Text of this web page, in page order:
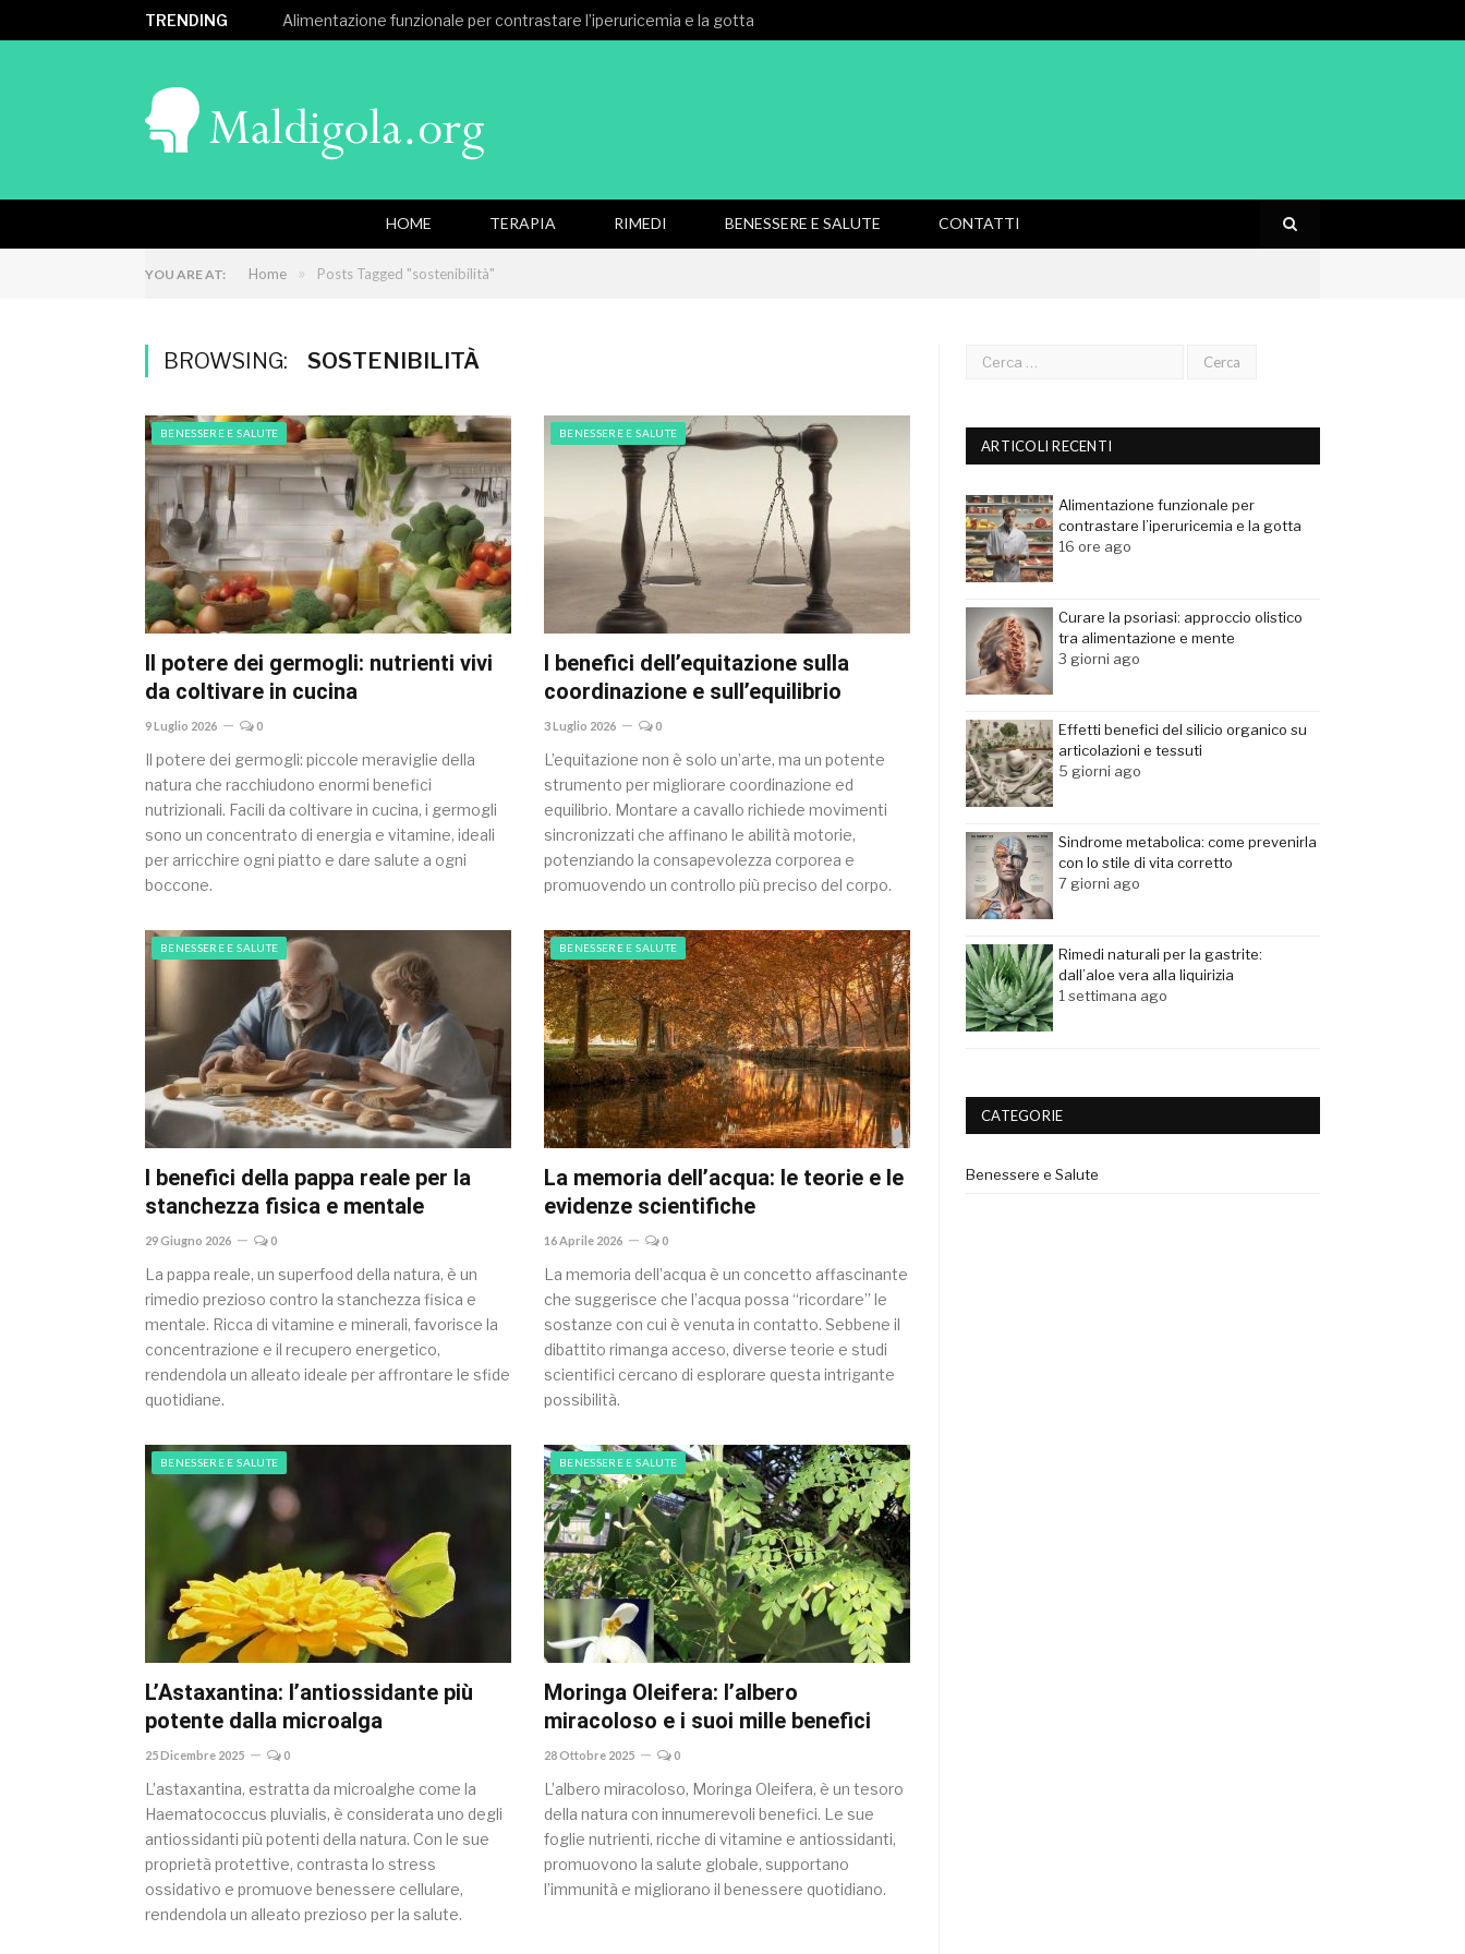
TRENDING Alimentazione funzionale per contrastare l’iperuricemia e la gotta
HOME TERAPIA RIMEDI BENESSERE E SALUTE CONTATTI
YOU ARE AT: Home » Posts Tagged "sostenibilità"
BROWSING: SOSTENIBILITÀ
BENESSERE E SALUTE
Il potere dei germogli: nutrienti vivi
da coltivare in cucina
9 Luglio 2026 0
Il potere dei germogli: piccole meraviglie della
natura che racchiudono enormi benefici
nutrizionali. Facili da coltivare in cucina, i germogli
sono un concentrato di energia e vitamine, ideali
per arricchire ogni piatto e dare salute a ogni
boccone.
BENESSERE E SALUTE
I benefici dell’equitazione sulla
coordinazione e sull’equilibrio
3 Luglio 2026 0
L’equitazione non è solo un’arte, ma un potente
strumento per migliorare coordinazione ed
equilibrio. Montare a cavallo richiede movimenti
sincronizzati che affinano le abilità motorie,
potenziando la consapevolezza corporea e
promuovendo un controllo più preciso del corpo.
BENESSERE E SALUTE
I benefici della pappa reale per la
stanchezza fisica e mentale
29 Giugno 2026 0
La pappa reale, un superfood della natura, è un
rimedio prezioso contro la stanchezza fisica e
mentale. Ricca di vitamine e minerali, favorisce la
concentrazione e il recupero energetico,
rendendola un alleato ideale per affrontare le sfide
quotidiane.
BENESSERE E SALUTE
La memoria dell’acqua: le teorie e le
evidenze scientifiche
16 Aprile 2026 0
La memoria dell’acqua è un concetto affascinante
che suggerisce che l’acqua possa “ricordare” le
sostanze con cui è venuta in contatto. Sebbene il
dibattito rimanga acceso, diverse teorie e studi
scientifici cercano di esplorare questa intrigante
possibilità.
BENESSERE E SALUTE
L’Astaxantina: l’antiossidante più
potente dalla microalga
25 Dicembre 2025 0
L’astaxantina, estratta da microalghe come la
Haematococcus pluvialis, è considerata uno degli
antiossidanti più potenti della natura. Con le sue
proprietà protettive, contrasta lo stress
ossidativo e promuove benessere cellulare,
rendendola un alleato prezioso per la salute.
BENESSERE E SALUTE
Moringa Oleifera: l’albero
miracoloso e i suoi mille benefici
28 Ottobre 2025 0
L’albero miracoloso, Moringa Oleifera, è un tesoro
della natura con innumerevoli benefici. Le sue
foglie nutrienti, ricche di vitamine e antiossidanti,
promuovono la salute globale, supportano
l’immunità e migliorano il benessere quotidiano.
ARTICOLI RECENTI
Alimentazione funzionale per
contrastare l’iperuricemia e la gotta
16 ore ago
Curare la psoriasi: approccio olistico
tra alimentazione e mente
3 giorni ago
Effetti benefici del silicio organico su
articolazioni e tessuti
5 giorni ago
Sindrome metabolica: come prevenirla
con lo stile di vita corretto
7 giorni ago
Rimedi naturali per la gastrite:
dall’aloe vera alla liquirizia
1 settimana ago
CATEGORIE
Benessere e Salute